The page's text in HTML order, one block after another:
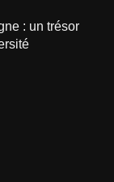
: un trésor